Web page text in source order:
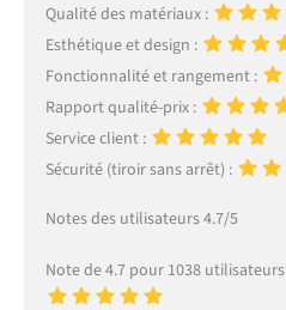
Qualité des matériaux :
Esthétique et design :
Fonctionnalité et rangement :
Rapport qualité-prix :
Service client :
Sécurité (tiroir sans arrêt) :
Notes des utilisateurs 4.7/5
Note de 4.7 pour 1038 utilisateurs